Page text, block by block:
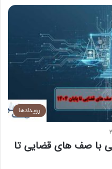
رویدادها
با صف های قضایی تا